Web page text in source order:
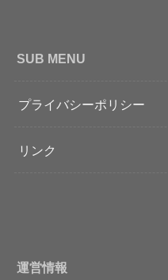
SUB MENU
プライバシーポリシー
リンク
運営情報